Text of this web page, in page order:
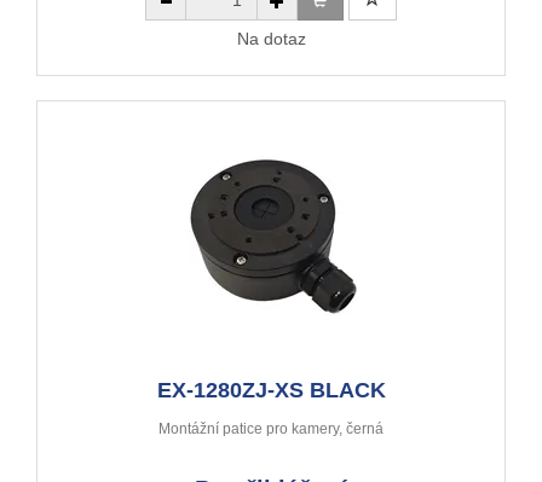
Na dotaz
EX-1280ZJ-XS BLACK
Montážní patice pro kamery, černá